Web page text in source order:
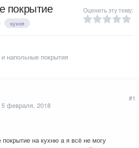
покрытие
кухня
Оценить эту тему:
напольные покрытия
5 февраля, 2018
#1
покрытие на кухню а я всё не могу